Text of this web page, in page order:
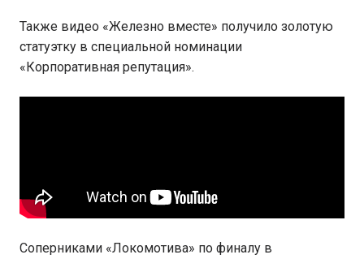
Также видео «Железно вместе» получило золотую
статуэтку в специальной номинации
«Корпоративная репутация».
Соперниками «Локомотива» по финалу в